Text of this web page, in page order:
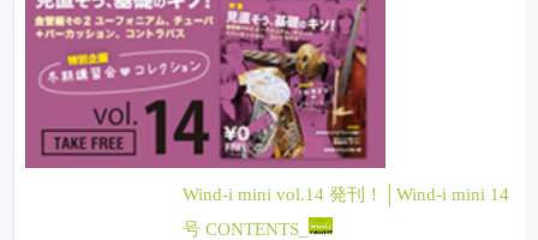
Wind-i mini vol.14 発刊！│Wind-i mini 14
号 CONTENTS_